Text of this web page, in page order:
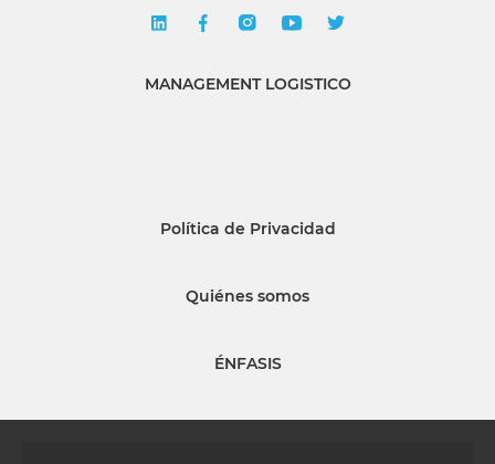
MANAGEMENT LOGISTICO
Política de Privacidad
Quiénes somos
ÉNFASIS